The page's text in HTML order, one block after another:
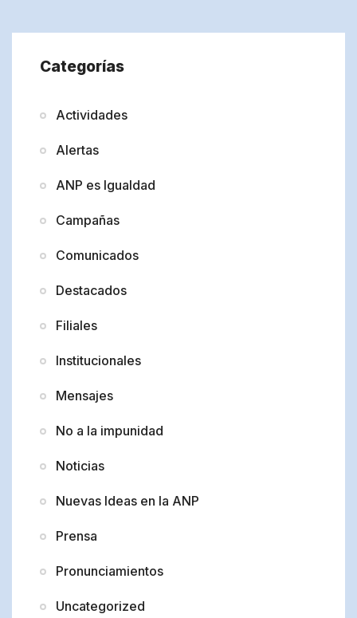
Categorías
Actividades
Alertas
ANP es Igualdad
Campañas
Comunicados
Destacados
Filiales
Institucionales
Mensajes
No a la impunidad
Noticias
Nuevas Ideas en la ANP
Prensa
Pronunciamientos
Uncategorized